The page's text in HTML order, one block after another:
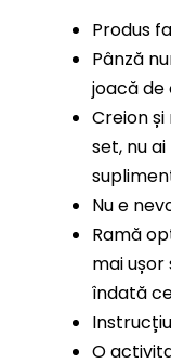
Produs
Pânză
joacă de
Creion
set, nu
Nu e
Ramă
mai
îndată
O